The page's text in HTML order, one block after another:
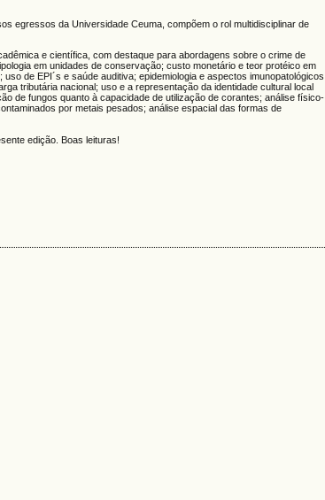
egressos da Universidade Ceuma, compõem o rol multidisciplinar de
e científica, com destaque para abordagens sobre o crime de
em unidades de conservação; custo monetário e teor protéico em
de EPI´s e saúde auditiva; epidemiologia e aspectos imunopatológicos
tributária nacional; uso e a representação da identidade cultural local
de fungos quanto à capacidade de utilização de corantes; análise físico-
por metais pesados; análise espacial das formas de
edição. Boas leituras!